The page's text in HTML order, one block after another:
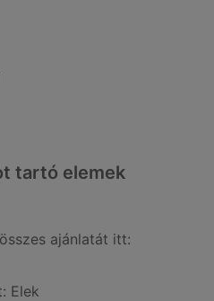
tartó elemek
ajánlatát itt:
Elek